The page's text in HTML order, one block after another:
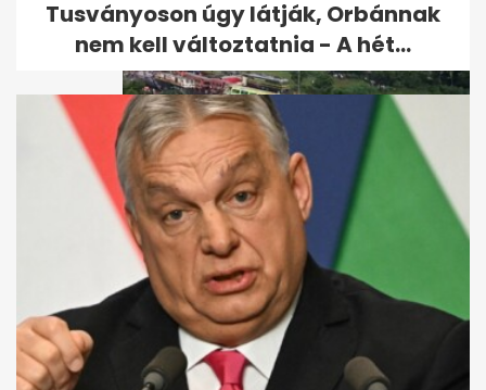
Rengeteg a halott az indiai
vonatszerencsétlenségben
Tusványoson úgy látják, Orbánnak
nem kell változtatnia - A hét...